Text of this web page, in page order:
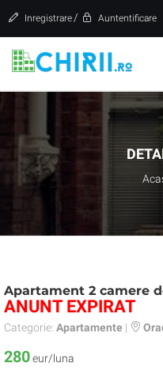
Inregistrare / Auntentificare
Apartament 2 camere
ANUNT EXPIRAT
Categorie: Apartamente |
280eur/luna